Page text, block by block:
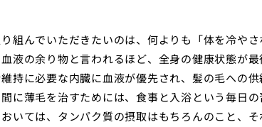
組んでいただきたいのは、何よりも「体を冷や
液の余り物と言われるほど、全身の健康状態が
持に必要な内臓に血液が優先され、髪の毛への
に薄毛を治すためには、食事と入浴という毎日
いては、タンパク質の摂取はもちろんのこと、